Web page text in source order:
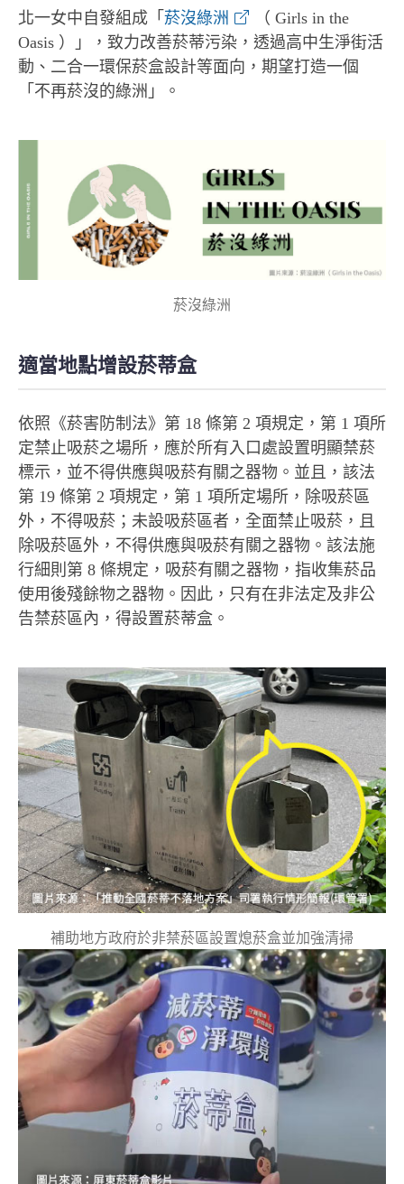
北一女中自發組成「 菸沒綠洲
（ Girls in the
Oasis ）」，致力改善菸蒂污染，透過高中生淨街活
動、二合一環保菸盒設計等面向，期望打造一個
「不再菸沒的綠洲」。
菸沒綠洲
適當地點增設菸蒂盒
依照《菸害防制法》第 18 條第 2 項規定，第 1 項所
定禁止吸菸之場所，應於所有入口處設置明顯禁菸
標示，並不得供應與吸菸有關之器物。並且，該法
第 19 條第 2 項規定，第 1 項所定場所，除吸菸區
外，不得吸菸；未設吸菸區者，全面禁止吸菸，且
除吸菸區外，不得供應與吸菸有關之器物。該法施
行細則第 8 條規定，吸菸有關之器物，指收集菸品
使用後殘餘物之器物。因此，只有在非法定及非公
告禁菸區內，得設置菸蒂盒。
補助地方政府於非禁菸區設置熄菸盒並加強清掃